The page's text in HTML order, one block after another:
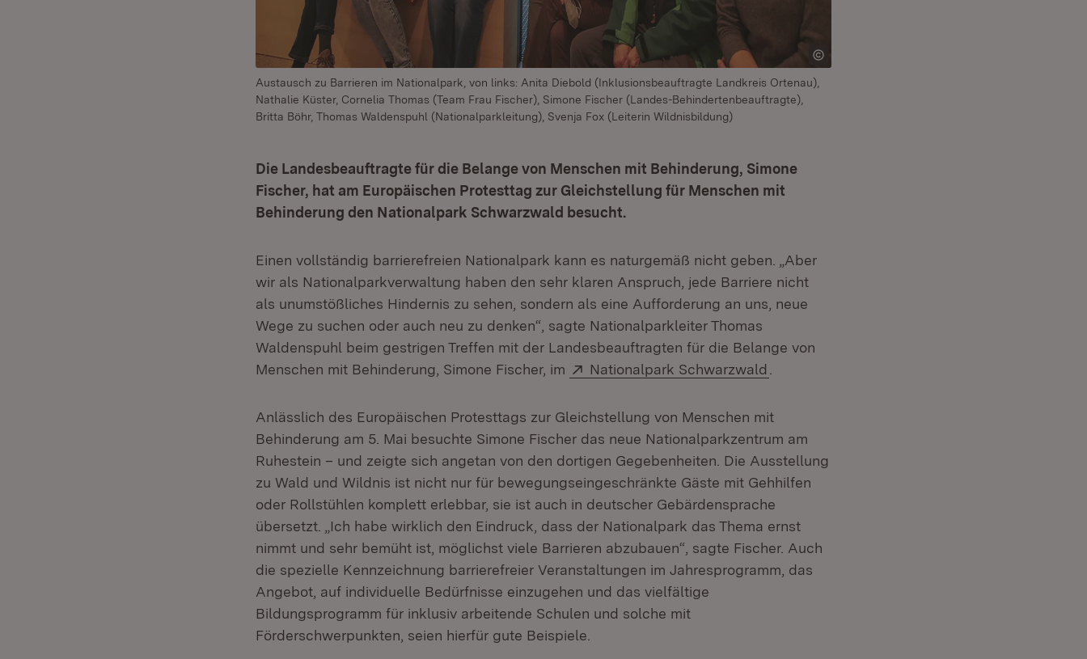
Austausch zu Barrieren im Nationalpark, von links: Anita Diebold (Inklusionsbeauftragte Landkreis Ortenau),
Nathalie Küster, Cornelia Thomas (Team Frau Fischer), Simone Fischer (Landes-Behindertenbeauftragte),
Britta Böhr, Thomas Waldenspuhl (Nationalparkleitung), Svenja Fox (Leiterin Wildnisbildung)
Die Landesbeauftragte für die Belange von Menschen mit Behinderung, Simone
Fischer, hat am Europäischen Protesttag zur Gleichstellung für Menschen mit
Behinderung den Nationalpark Schwarzwald besucht.
Einen vollständig barrierefreien Nationalpark kann es naturgemäß nicht geben. „Aber
wir als Nationalparkverwaltung haben den sehr klaren Anspruch, jede Barriere nicht
als unumstößliches Hindernis zu sehen, sondern als eine Aufforderung an uns, neue
Wege zu suchen oder auch neu zu denken“, sagte Nationalparkleiter Thomas
Waldenspuhl beim gestrigen Treffen mit der Landesbeauftragten für die Belange von
Menschen mit Behinderung, Simone Fischer, im
Extern:
Nationalpark Schwarzwald
Anlässlich des Europäischen Protesttags zur Gleichstellung von Menschen mit
Behinderung am 5. Mai besuchte Simone Fischer das neue Nationalparkzentrum am
Ruhestein – und zeigte sich angetan von den dortigen Gegebenheiten. Die Ausstellung
zu Wald und Wildnis ist nicht nur für bewegungseingeschränkte Gäste mit Gehhilfen
oder Rollstühlen komplett erlebbar, sie ist auch in deutscher Gebärdensprache
übersetzt. „Ich habe wirklich den Eindruck, dass der Nationalpark das Thema ernst
nimmt und sehr bemüht ist, möglichst viele Barrieren abzubauen“, sagte Fischer. Auch
die spezielle Kennzeichnung barrierefreier Veranstaltungen im Jahresprogramm, das
Angebot, auf individuelle Bedürfnisse einzugehen und das vielfältige
Bildungsprogramm für inklusiv arbeitende Schulen und solche mit
Förderschwerpunkten, seien hierfür gute Beispiele.